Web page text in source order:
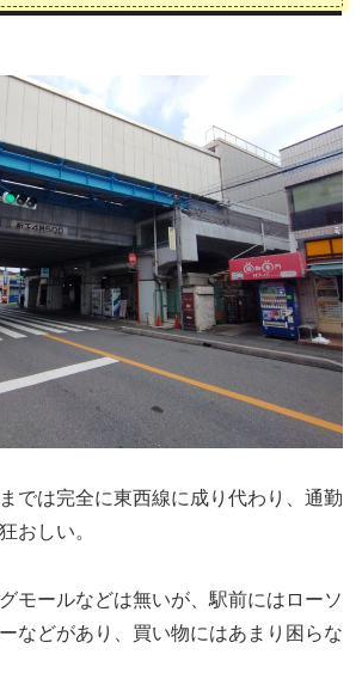
では完全に東西線に成り代わり、通勤
おしい。
モールなどは無いが、駅前にはローソ
などがあり、買い物にはあまり困らな